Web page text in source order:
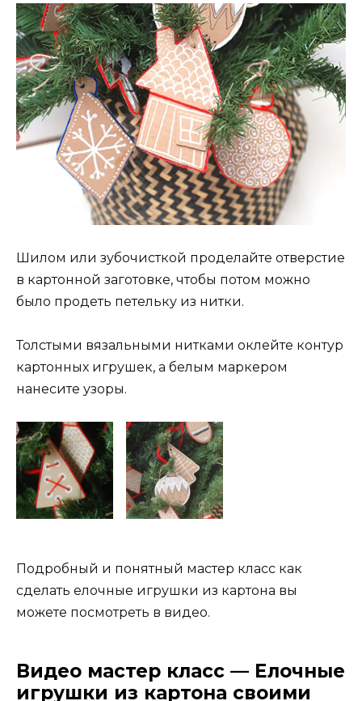
Шилом или зубочисткой проделайте отверстие
в картонной заготовке, чтобы потом можно
было продеть петельку из нитки.
Толстыми вязальными нитками оклейте контур
картонных игрушек, а белым маркером
нанесите узоры.
Подробный и понятный мастер класс как
сделать елочные игрушки из картона вы
можете посмотреть в видео.
Видео мастер класс — Елочные
игрушки из картона своими